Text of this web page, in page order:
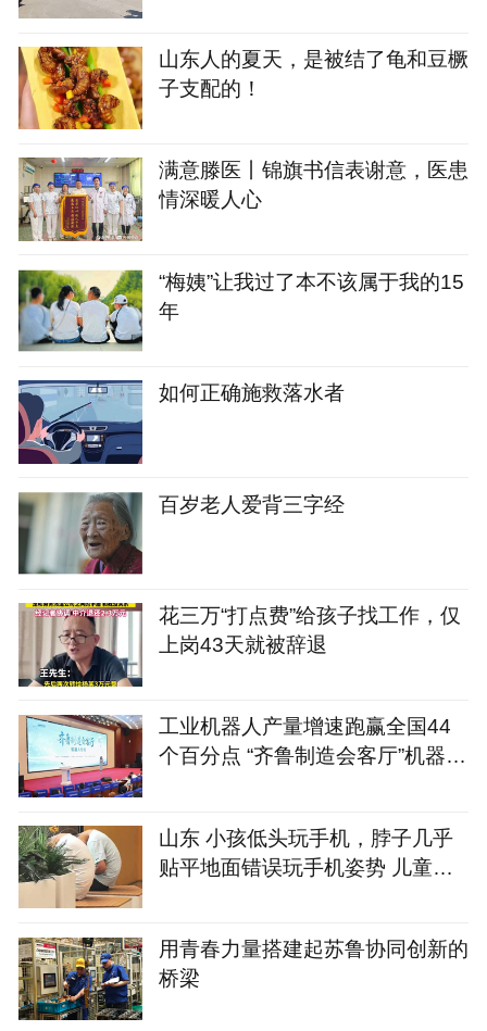
山东人的夏天，是被结了龟和豆橛
子支配的！
满意滕医丨锦旗书信表谢意，医患
情深暖人心
“梅姨”让我过了本不该属于我的15
年
如何正确施救落水者
百岁老人爱背三字经
花三万“打点费”给孩子找工作，仅
上岗43天就被辞退
工业机器人产量增速跑赢全国44
个百分点 “齐鲁制造会客厅”机器人
山东 小孩低头玩手机，脖子几乎
贴平地面错误玩手机姿势 儿童健
用青春力量搭建起苏鲁协同创新的
桥梁